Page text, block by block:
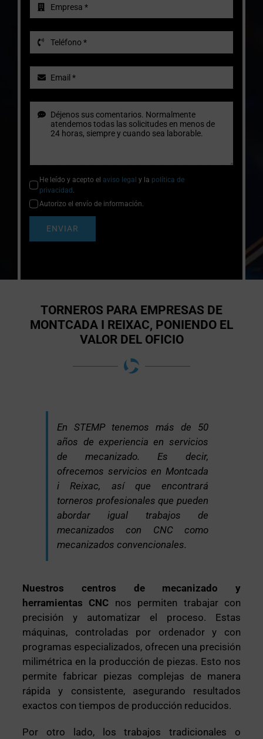
He leído y acepto el aviso legal y la política de
privacidad .
Autorizo el envío de información.
ENVIAR
TORNEROS PARA EMPRESAS DE
MONTCADA I REIXAC, PONIENDO EL
VALOR DEL OFICIO
En STEMP tenemos más de 50
años de experiencia en servicios
de mecanizado. Es decir,
ofrecemos servicios en Montcada
i Reixac, así que encontrará
torneros profesionales que pueden
abordar igual trabajos de
mecanizados con CNC como
mecanizados convencionales.
Nuestros centros de mecanizado y
herramientas CNC nos permiten trabajar con
precisión y automatizar el proceso. Estas
máquinas, controladas por ordenador y con
programas especializados, ofrecen una precisión
milimétrica en la producción de piezas. Esto nos
permite fabricar piezas complejas de manera
rápida y consistente, asegurando resultados
exactos con tiempos de producción reducidos.
Por otro lado, los trabajos tradicionales o